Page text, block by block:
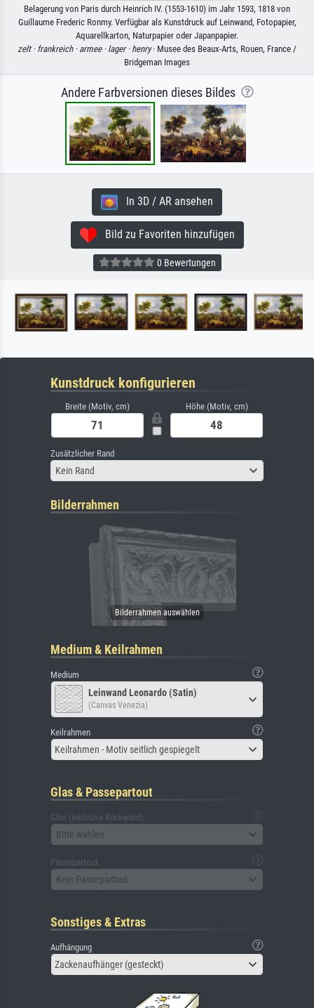
Belagerung von Paris durch Heinrich IV. (1553-1610) im Jahr 1593, 1818 von
Guillaume Frederic Ronmy. Verfügbar als Kunstdruck auf Leinwand, Fotopapier,
Aquarellkarton, Naturpapier oder Japanpapier.
zelt · frankreich · armee · lager · henry· Musee des Beaux-Arts, Rouen, France /
Bridgeman Images
Andere Farbversionen dieses Bildes
In 3D / AR ansehen
Bild zu Favoriten hinzufügen
0 Bewertungen
Kunstdruck konfigurieren
Breite (Motiv, cm) Höhe (Motiv, cm)
Zusätzlicher Rand
Kein Rand
Bilderrahmen
Medium & Keilrahmen
Medium
Leinwand Leonardo (Satin)
(Canvas Venezia)
Keilrahmen
Keilrahmen - Motiv seitlich gespiegelt
Glas & Passepartout
Glas (inklusive Rückwand)
Bitte wählen
Passepartout
Kein Passepartout
Sonstiges & Extras
Aufhängung
Zackenaufhänger (gesteckt)